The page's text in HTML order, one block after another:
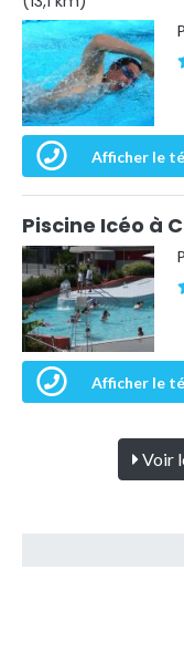
Afficher le
Piscine Icéo à
Afficher le
Voir